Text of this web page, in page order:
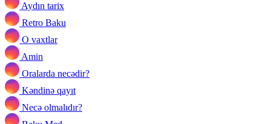
Aydın tarix
Retro Baku
O vaxtlar
Amin
Oralarda necədir?
Kəndinə qayıt
Necə olmalıdır?